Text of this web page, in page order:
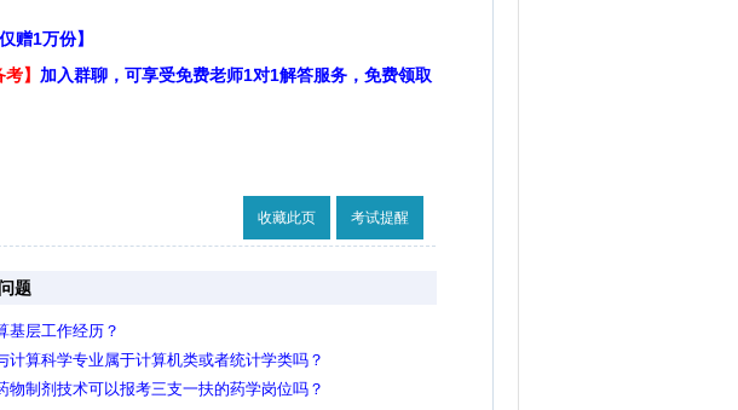
赠1万份】
】 加入群聊，可享受免费老师1对1解答服务，免费领取
收藏此页 考试提醒
题
基层工作经历？
计算科学专业属于计算机类或者统计学类吗？
物制剂技术可以报考三支一扶的药学岗位吗？